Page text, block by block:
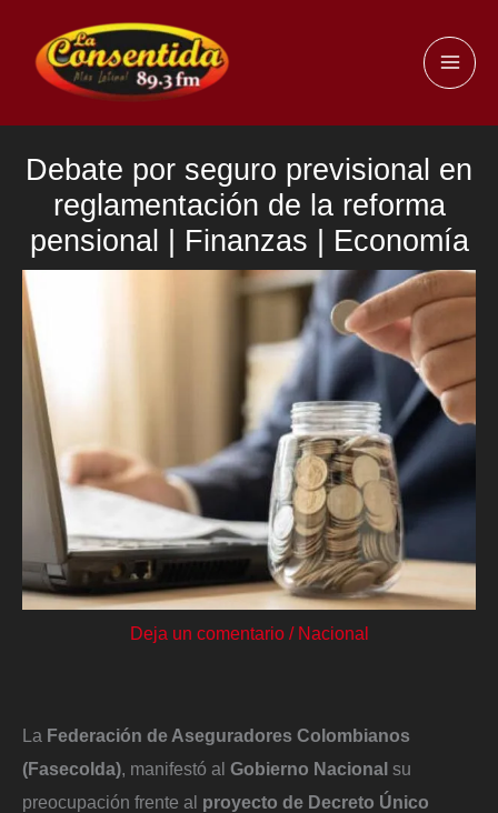
contenido
Debate por seguro previsional en
reglamentación de la reforma
pensional | Finanzas | Economía
Deja un comentario / Nacional
La Federación de Aseguradores Colombianos
(Fasecolda), manifestó al Gobierno Nacional su
preocupación frente al proyecto de Decreto Único